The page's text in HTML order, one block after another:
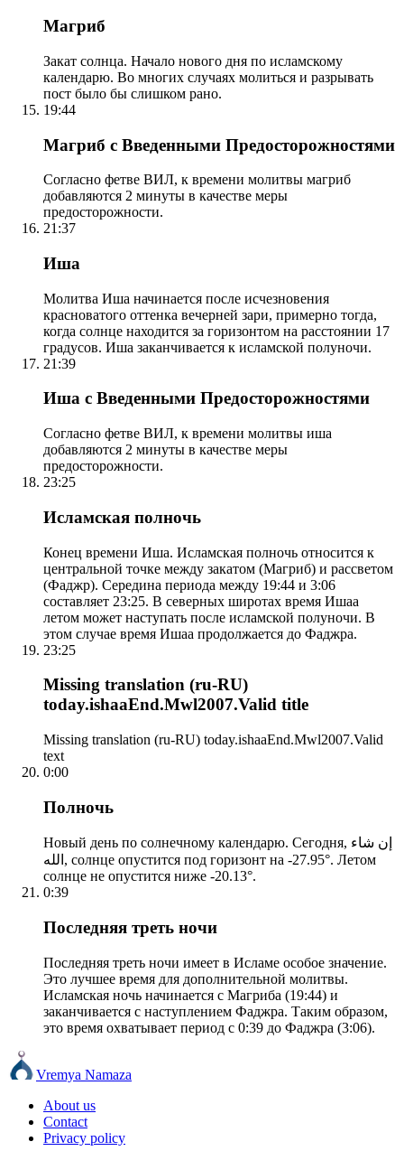
Магриб
Закат солнца. Начало нового дня по исламскому
календарю. Во многих случаях молиться и разрывать
пост было бы слишком рано.
19:44
Магриб с Введенными Предосторожностями
Согласно фетве ВИЛ, к времени молитвы магриб
добавляются 2 минуты в качестве меры
предосторожности.
21:37
Иша
Молитва Иша начинается после исчезновения
красноватого оттенка вечерней зари, примерно тогда,
когда солнце находится за горизонтом на расстоянии 17
градусов. Иша заканчивается к исламской полуночи.
21:39
Иша с Введенными Предосторожностями
Согласно фетве ВИЛ, к времени молитвы иша
добавляются 2 минуты в качестве меры
предосторожности.
23:25
Исламская полночь
Конец времени Иша. Исламская полночь относится к
центральной точке между закатом (Магриб) и рассветом
(Фаджр). Середина периода между 19:44 и 3:06
составляет 23:25. В северных широтах время Ишаа
летом может наступать после исламской полуночи. В
этом случае время Ишаа продолжается до Фаджра.
23:25
Missing translation (ru-RU)
today.ishaaEnd.Mwl2007.Valid title
Missing translation (ru-RU) today.ishaaEnd.Mwl2007.Valid
text
0:00
Полночь
Новый день по солнечному календарю. Сегодня, إن شاء
الله, солнце опустится под горизонт на -27.95°. Летом
солнце не опустится ниже -20.13°.
0:39
Последняя треть ночи
Последняя треть ночи имеет в Исламе особое значение.
Это лучшее время для дополнительной молитвы.
Исламская ночь начинается с Магриба (19:44) и
заканчивается с наступлением Фаджра. Таким образом,
это время охватывает период с 0:39 до Фаджра (3:06).
Vremya Namaza
About us
Contact
Privacy policy